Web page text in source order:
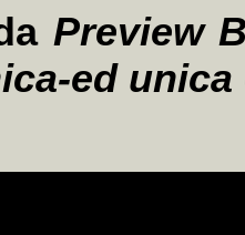
Preview
ed